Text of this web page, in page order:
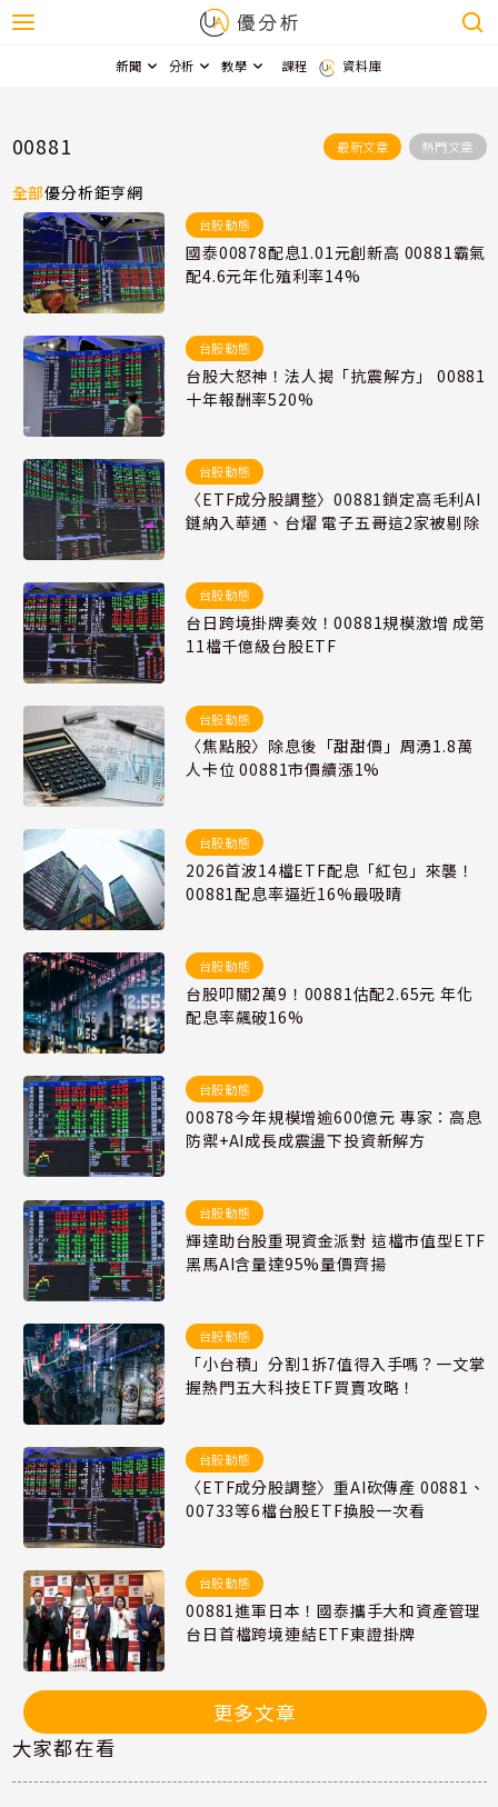
新聞 分析 教學 課程 資料庫
00881 最新文章 熱門文章
全部優分析鉅亨網
台股動態
國泰00878配息1.01元創新高 00881霸氣
配4.6元年化殖利率14%
台股動態
台股大怒神！法人揭「抗震解方」 00881
十年報酬率520%
台股動態
〈ETF成分股調整〉00881鎖定高毛利AI
鏈納入華通、台燿 電子五哥這2家被剔除
台股動態
台日跨境掛牌奏效！00881規模激增 成第
11檔千億級台股ETF
台股動態
〈焦點股〉除息後「甜甜價」周湧1.8萬
人卡位 00881市價續漲1%
台股動態
2026首波14檔ETF配息「紅包」來襲！
00881配息率逼近16%最吸睛
台股動態
台股叩關2萬9！00881估配2.65元 年化
配息率飆破16%
台股動態
00878今年規模增逾600億元 專家：高息
防禦+AI成長成震盪下投資新解方
台股動態
輝達助台股重現資金派對 這檔市值型ETF
黑馬AI含量達95%量價齊揚
台股動態
「小台積」分割1拆7值得入手嗎？一文掌
握熱門五大科技ETF買賣攻略！
台股動態
〈ETF成分股調整〉重AI砍傳產​​​​​​​ 00881、
00733等6檔台股ETF換股一次看
台股動態
00881進軍日本！國泰攜手大和資產管理
台日首檔跨境連結ETF東證掛牌
更多文章
大家都在看